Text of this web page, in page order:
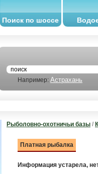
Поиск по шоссе
Например: Астрахань
Рыболовно-охотничьи базы /
Платная рыбалка
Информация устарела,